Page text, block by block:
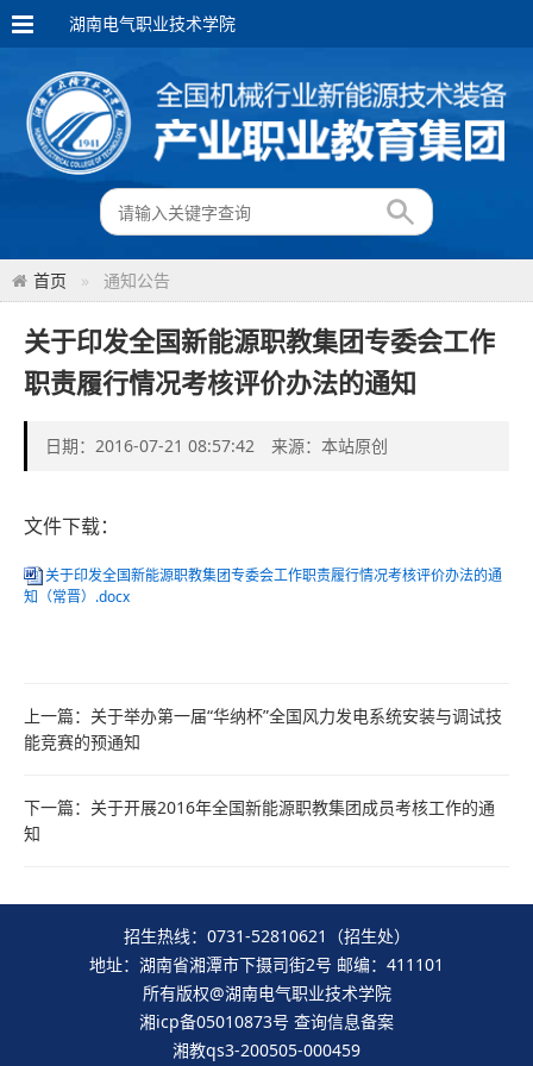
湖南电气职业技术学院
首页 通知公告
关于印发全国新能源职教集团专委会工作
职责履行情况考核评价办法的通知
日期：2016-07-21 08:57:42 来源：本站原创
文件下载：
关于印发全国新能源职教集团专委会工作职责履行情况考核评价办法的通
知（常晋）.docx
上一篇： 关于举办第一届“华纳杯”全国风力发电系统安装与调试技
能竞赛的预通知
下一篇： 关于开展2016年全国新能源职教集团成员考核工作的通
知
招生热线：0731-52810621（招生处）
地址：湖南省湘潭市下摄司街2号 邮编：411101
所有版权@湖南电气职业技术学院
湘icp备05010873号 查询信息备案
湘教qs3-200505-000459